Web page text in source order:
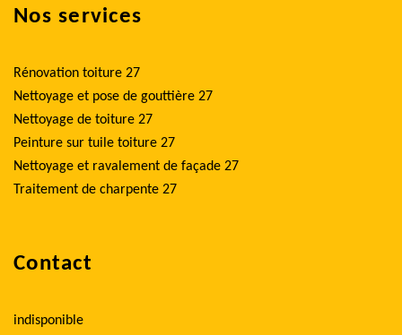
Nos services
Rénovation toiture 27
Nettoyage et pose de gouttière 27
Nettoyage de toiture 27
Peinture sur tuile toiture 27
Nettoyage et ravalement de façade 27
Traitement de charpente 27
Contact
indisponible